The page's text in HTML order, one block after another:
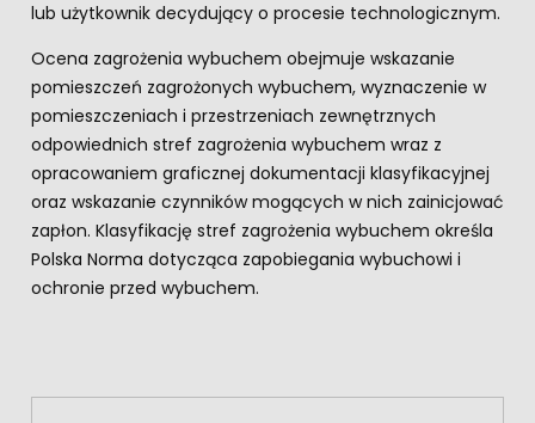
lub użytkownik decydujący o procesie technologicznym.
Ocena zagrożenia wybuchem obejmuje wskazanie
pomieszczeń zagrożonych wybuchem, wyznaczenie w
pomieszczeniach i przestrzeniach zewnętrznych
odpowiednich stref zagrożenia wybuchem wraz z
opracowaniem graficznej dokumentacji klasyfikacyjnej
oraz wskazanie czynników mogących w nich zainicjować
zapłon. Klasyfikację stref zagrożenia wybuchem określa
Polska Norma dotycząca zapobiegania wybuchowi i
ochronie przed wybuchem.